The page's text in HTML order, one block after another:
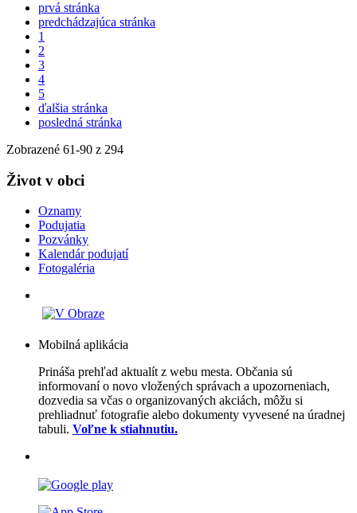
prvá stránka
predchádzajúca stránka
1
2
3
4
5
ďalšia stránka
posledná stránka
Zobrazené 61-90 z 294
Život v obci
Oznamy
Podujatia
Pozvánky
Kalendár podujatí
Fotogaléria
Mobilná aplikácia
Prináša prehľad aktualít z webu mesta. Občania sú
informovaní o novo vložených správach a upozorneniach,
dozvedia sa včas o organizovaných akciách, môžu si
prehliadnuť fotografie alebo dokumenty vyvesené na úradnej
tabuli. Voľne k stiahnutiu.